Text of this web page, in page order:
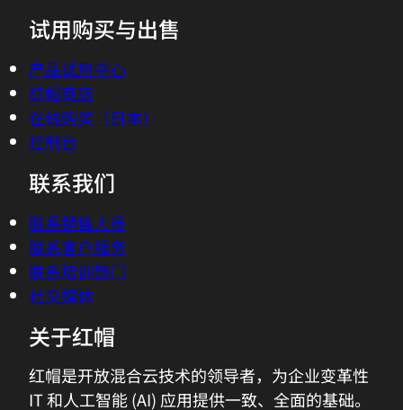
试用购买与出售
产品试用中心
红帽商店
在线购买（日本）
控制台
联系我们
联系销售人员
联系客户服务
联系培训部门
社交媒体
关于红帽
红帽是开放混合云技术的领导者，为企业变革性
IT 和人工智能 (AI) 应用提供一致、全面的基础。